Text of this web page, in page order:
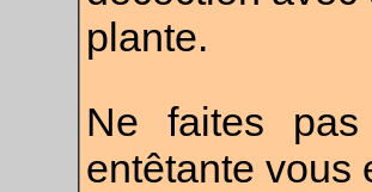
plante.
Ne faites
entêtante vous